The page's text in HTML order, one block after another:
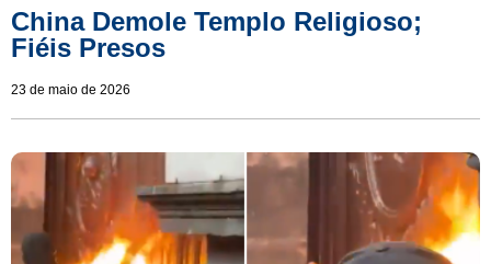
China Demole Templo Religioso;
Fiéis Presos
23 de maio de 2026